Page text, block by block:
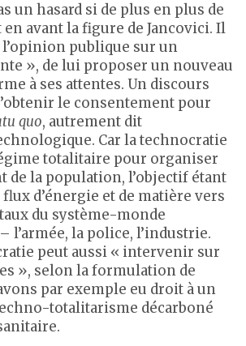
un hasard si de plus en plus de
avant la figure de Jancovici. Il
l’opinion publique sur un
», de lui proposer un nouveau
à ses attentes. Un discours
le consentement pour
quo, autrement dit
Car la technocratie
totalitaire pour organiser
de la population, l’objectif étant
d’énergie et de matière vers
du système-monde
l’armée, la police, l’industrie.
peut aussi « intervenir sur
», selon la formulation de
par exemple eu droit à un
totalitarisme décarboné